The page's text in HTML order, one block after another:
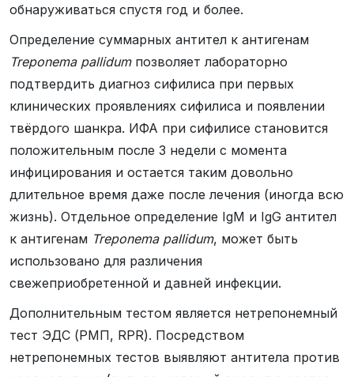
обнаруживаться спустя год и более.
Определение суммарных антител к антигенам
Treponema pallidumпозволяет лабораторно
подтвердить диагноз сифилиса при первых
клинических проявлениях сифилиса и появлении
твёрдого шанкра. ИФА при сифилисе становится
положительным после 3 недели с момента
инфицирования и остается таким довольно
длительное время даже после лечения (иногда всю
жизнь). Отдельное определение IgM и IgG антител
к антигенам Treponema pallidum, может быть
использовано для различения
свежеприобретенной и давней инфекции.
Дополнительным тестом является нетрепонемный
тест ЭДС (РМП, RPR). Посредством
нетрепонемных тестов выявляют антитела против